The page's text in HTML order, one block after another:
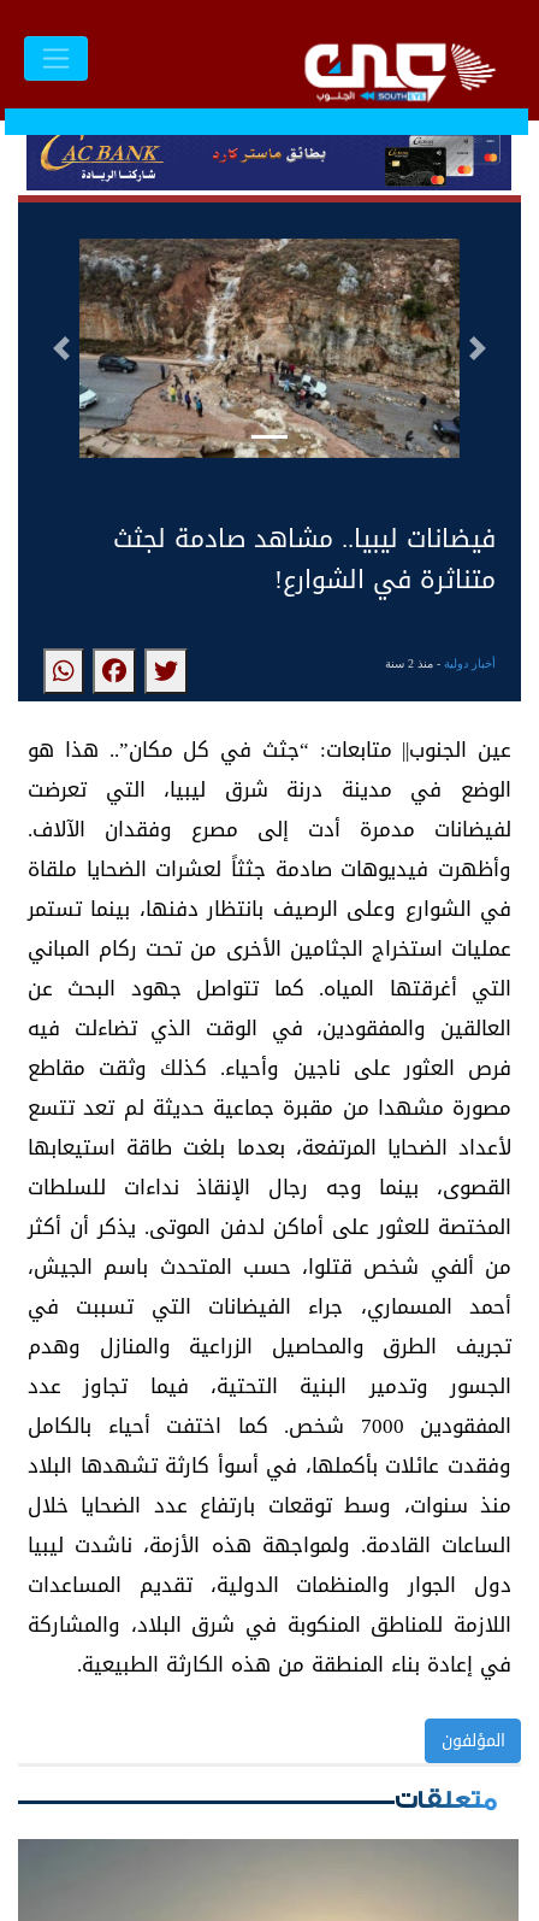
التالى السابق
فيضانات ليبيا.. مشاهد صادمة لجثث
متناثرة في الشوارع!
أخبار دولية- منذ 2 سنة
عين الجنوب|| متابعات: “جثث في كل مكان”.. هذا هو
الوضع في مدينة درنة شرق ليبيا، التي تعرضت
لفيضانات مدمرة أدت إلى مصرع وفقدان الآلاف.
وأظهرت فيديوهات صادمة جثثاً لعشرات الضحايا ملقاة
في الشوارع وعلى الرصيف بانتظار دفنها، بينما تستمر
عمليات استخراج الجثامين الأخرى من تحت ركام المباني
التي أغرقتها المياه. كما تتواصل جهود البحث عن
العالقين والمفقودين، في الوقت الذي تضاءلت فيه
فرص العثور على ناجين وأحياء. كذلك وثقت مقاطع
مصورة مشهدا من مقبرة جماعية حديثة لم تعد تتسع
لأعداد الضحايا المرتفعة، بعدما بلغت طاقة استيعابها
القصوى، بينما وجه رجال الإنقاذ نداءات للسلطات
المختصة للعثور على أماكن لدفن الموتى. يذكر أن أكثر
من ألفي شخص قتلوا، حسب المتحدث باسم الجيش،
أحمد المسماري، جراء الفيضانات التي تسببت في
تجريف الطرق والمحاصيل الزراعية والمنازل وهدم
الجسور وتدمير البنية التحتية، فيما تجاوز عدد
المفقودين 7000 شخص. كما اختفت أحياء بالكامل
وفقدت عائلات بأكملها، في أسوأ كارثة تشهدها البلاد
منذ سنوات، وسط توقعات بارتفاع عدد الضحايا خلال
الساعات القادمة. ولمواجهة هذه الأزمة، ناشدت ليبيا
دول الجوار والمنظمات الدولية، تقديم المساعدات
اللازمة للمناطق المنكوبة في شرق البلاد، والمشاركة
في إعادة بناء المنطقة من هذه الكارثة الطبيعية.
المؤلفون
متعلقات